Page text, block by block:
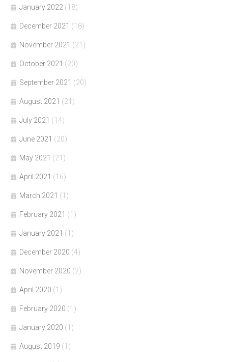
January 2022 (18)
December 2021 (18)
November 2021 (21)
October 2021 (20)
September 2021 (20)
August 2021 (21)
July 2021 (14)
June 2021 (20)
May 2021 (21)
April 2021 (16)
March 2021 (1)
February 2021 (1)
January 2021 (1)
December 2020 (4)
November 2020 (2)
April 2020 (1)
February 2020 (1)
January 2020 (1)
August 2019 (1)